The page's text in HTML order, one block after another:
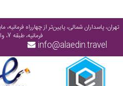
تهران، پاسداران شمالی، پایین‌تر از چهارراه
فرمانیه، طبقه 7، واحد 5 , 6
info@alaedin.travel